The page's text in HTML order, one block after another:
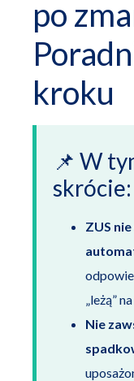
po
kroku
📌 W
skrócie:
ZUS
„leżą”
Nie